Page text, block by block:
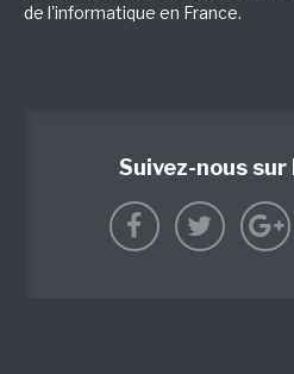
de l'informatique en France.
Suivez-nous sur